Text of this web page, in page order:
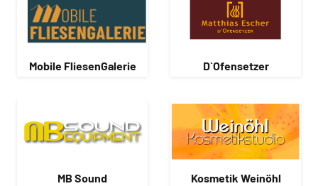
Mobile FliesenGalerie D`Ofensetzer
MB Sound Kosmetik Weinöhl